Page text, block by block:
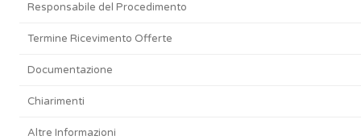
Responsabile del Procedimento
Termine Ricevimento Offerte
Documentazione
Chiarimenti
Altre Informazioni